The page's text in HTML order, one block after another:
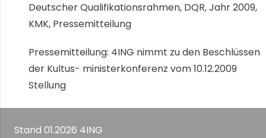
Pressemitteilung: 4ING nimmt zu den Beschlüssen
der Kultus- ministerkonferenz vom 10.12.2009
Stellung
Deutscher Qualifikationsrahmen, DQR, Jahr 2009,
KMK, Pressemitteilung
Stand 01.2026 4ING